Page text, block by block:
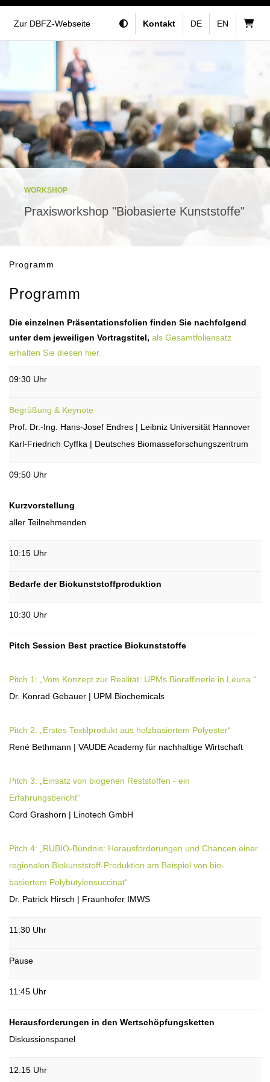
Zur DBFZ-Webseite Kontakt DE EN
WORKSHOP
Praxisworkshop "Biobasierte Kunststoffe"
Programm
Programm
Die einzelnen Präsentationsfolien finden Sie nachfolgend
unter dem jeweiligen Vortragstitel, als Gesamtfoliensatz
erhalten Sie diesen hier.
09:30 Uhr
Begrüßung & Keynote
Prof. Dr.-Ing. Hans-Josef Endres | Leibniz Universität Hannover
Karl-Friedrich Cyffka | Deutsches Biomasseforschungszentrum
09:50 Uhr
Kurzvorstellung
aller Teilnehmenden
10:15 Uhr
Bedarfe der Biokunststoffproduktion
10:30 Uhr
Pitch Session Best practice Biokunststoffe
Pitch 1: „Vom Konzept zur Realität: UPMs Bioraffinerie in Leuna “
Dr. Konrad Gebauer | UPM Biochemicals
Pitch 2: „Erstes Textilprodukt aus holzbasiertem Polyester“
René Bethmann | VAUDE Academy für nachhaltige Wirtschaft
Pitch 3: „Einsatz von biogenen Reststoffen - ein
Erfahrungsbericht“
Cord Grashorn | Linotech GmbH
Pitch 4: „RUBIO-Bündnis: Herausforderungen und Chancen einer
regionalen Biokunststoff-Produktion am Beispiel von bio-
basiertem Polybutylensuccinat“
Dr. Patrick Hirsch | Fraunhofer IMWS
11:30 Uhr
Pause
11:45 Uhr
Herausforderungen in den Wertschöpfungsketten
Diskussionspanel
12:15 Uhr